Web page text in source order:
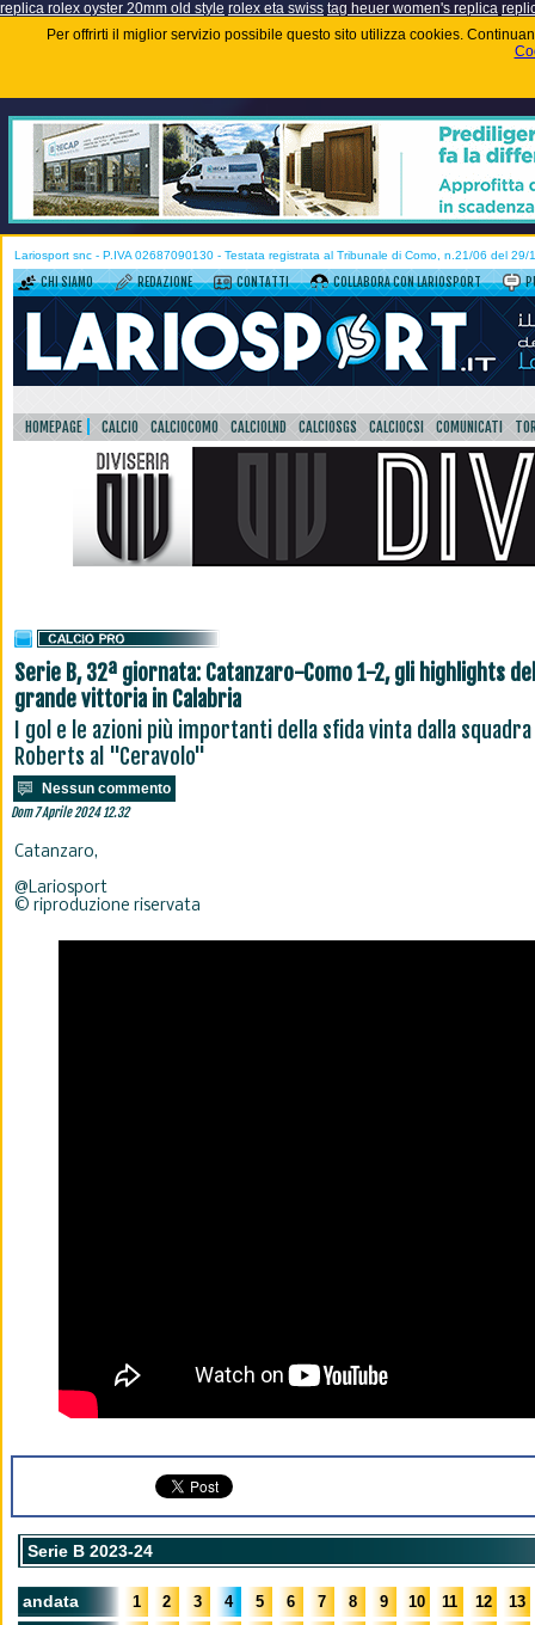
replica rolex oyster 20mm old style rolex eta swiss tag heuer women's replica
Per offrirti il miglior servizio possibile questo sito utilizza cookies.
Lariosport snc - P.IVA 02687090130 - Testata registrata al Tribunale di Como, n.21/06 del 29/
CHI SIAMO REDAZIONE CONTATTI COLLABORA CON LARIOSPORT
HOMEPAGE CALCIO CALCIOCOMO CALCIOLND CALCIOSGS CALCIOCSI COMUNICATI
Serie B, 32ª giornata: Catanzaro-Como 1-2, gli highlights
grande vittoria in Calabria
I gol e le azioni più importanti della sfida vinta dalla
Roberts al "Ceravolo"
Nessun commento
Dom 7 Aprile 2024 12.32
Catanzaro,
@Lariosport
© riproduzione riservata
Serie B 2023-24
andata 1 2 3 4 5 6 7 8 9 10 11 12 13